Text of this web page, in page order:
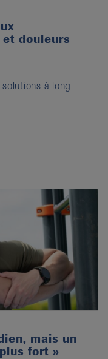
douleurs
à long
mais un
fort »